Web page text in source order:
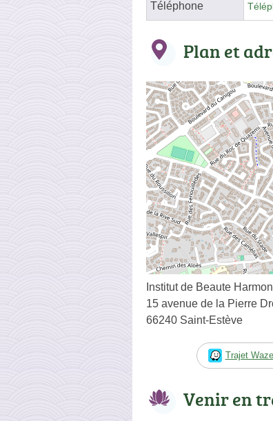
Téléphone
Plan et
Institut de Beaute
15 avenue de la Pierre
66240 Saint-Estève
Trajet Waze
Venir en